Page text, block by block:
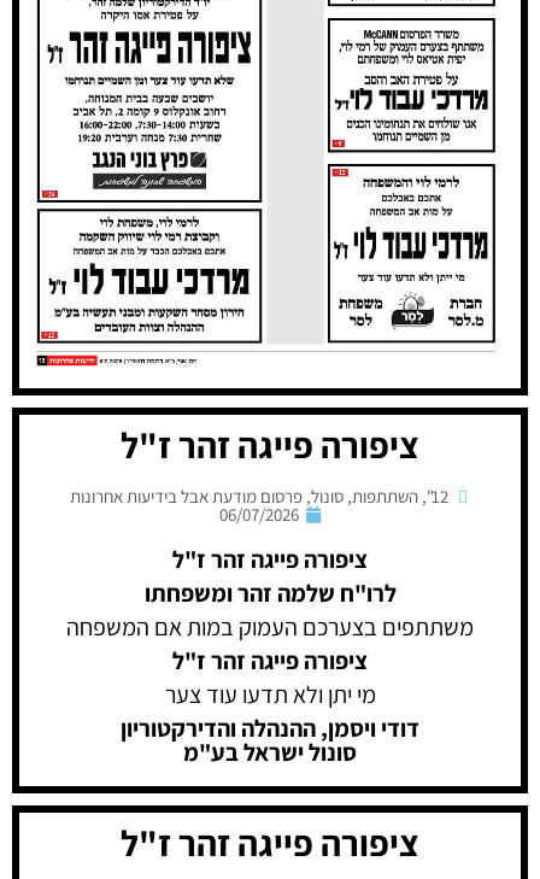
ציפורה פייגה זהר ז"ל
12"
,השתתפות,סונול,פרסום מודעת אבל בידיעות אחרונות
06/07/2026
ציפורה פייגה זהר ז"ל
לרו"ח שלמה זהר ומשפחתו
משתתפים בצערכם העמוק במות אם המשפחה
ציפורה פייגה זהר ז"ל
מי יתן ולא תדעו עוד צער
דודי ויסמן, ההנהלה והדירקטוריון
סונול ישראל בע"מ
ציפורה פייגה זהר ז"ל